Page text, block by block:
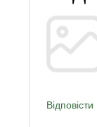
Відповісти